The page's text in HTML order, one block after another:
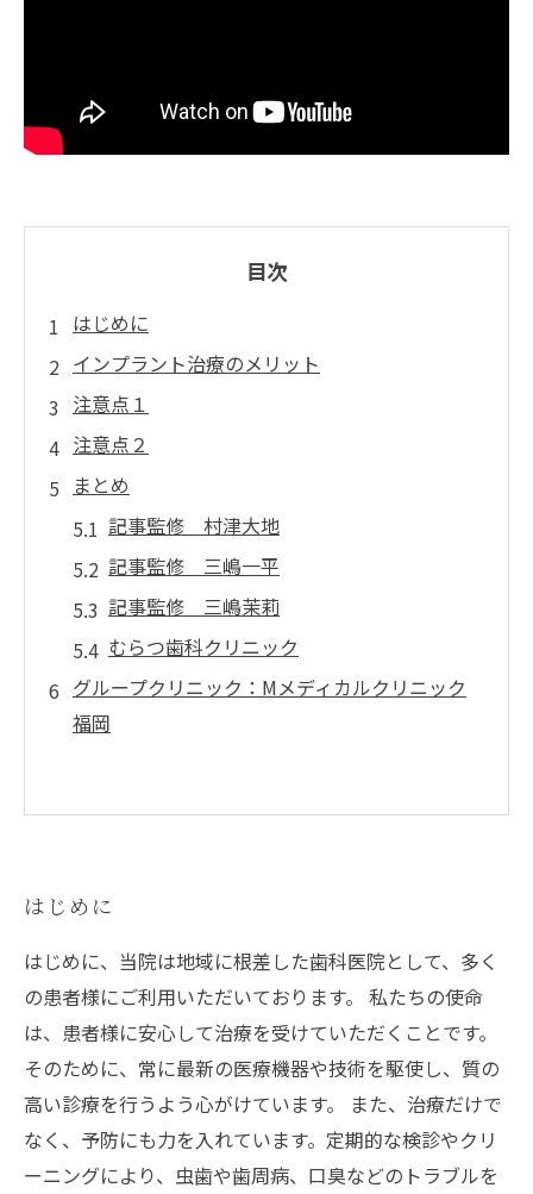
目次
はじめに
インプラント治療のメリット
注意点１
注意点２
まとめ
記事監修 村津大地
記事監修 三嶋一平
記事監修 三嶋茉莉
むらつ歯科クリニック
グループクリニック：Mメディカルクリニック
福岡
はじめに
はじめに、当院は地域に根差した歯科医院として、多く
の患者様にご利用いただいております。 私たちの使命
は、患者様に安心して治療を受けていただくことです。
そのために、常に最新の医療機器や技術を駆使し、質の
高い診療を行うよう心がけています。 また、治療だけで
なく、予防にも力を入れています。定期的な検診やクリ
ーニングにより、虫歯や歯周病、口臭などのトラブルを